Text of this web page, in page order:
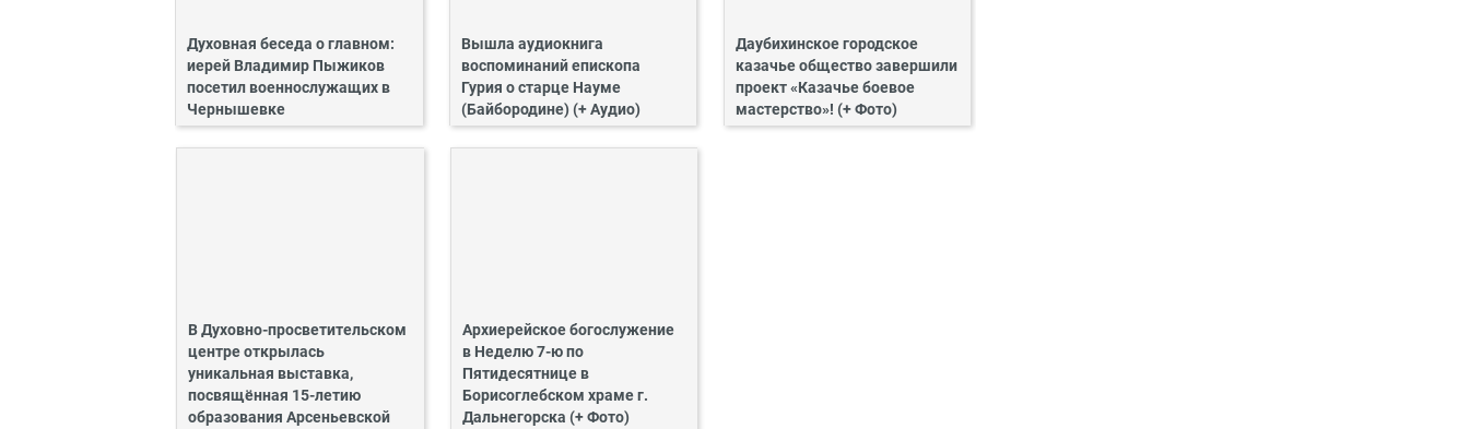
Духовная беседа о главном:
иерей Владимир Пыжиков
посетил военнослужащих в
Чернышевке
Вышла аудиокнига
воспоминаний епископа
Гурия о старце Науме
(Байбородине) (+ Аудио)
Даубихинское городское
казачье общество завершили
проект «Казачье боевое
мастерство»! (+ Фото)
В Духовно-просветительском
центре открылась
уникальная выставка,
посвящённая 15-летию
образования Арсеньевской
Архиерейское богослужение
в Неделю 7-ю по
Пятидесятнице в
Борисоглебском храме г.
Дальнегорска (+ Фото)